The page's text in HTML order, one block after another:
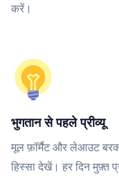
करें।
भुगतान से पहले प्रीव्यू
मूल फ़ॉर्मैट और लेआउट
हिस्सा देखें। हर दिन मुफ़्त